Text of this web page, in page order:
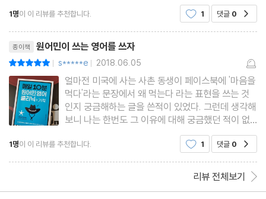
Review
Part 4 아는 단어인데 헷갈려요.
DAY 47 나 가고 있어.
DAY 48 나 너무 늦게 잤어.
DAY 49 따뜻한 코트 가져와.
DAY 50 즐거웠어.
DAY 51 여기 크고 깨끗해.
쉬는 시간을 알차게 활용하는 비법을 소개해주었다.
누구에게나 공평하게 하루 24시간이 주어지지만 저
마다의 시간의 질은 같지 않다. 10분이라는 시간동
안 할 수 있는 일은 사람
1명이 이 리뷰를 추천합니다. 1 댓글 0
종이책 원어민이 쓰는 영어를 쓰자
| s*****e | 2018.06.05
얼마전 미국에 사는 사촌 동생이 페이스북에 '마음을
먹다'라는 문장에서 왜 먹는다 라는 표현을 쓰는 것
인지 궁금해하는 글을 쓴적이 있었다. 그런데 생각해
보니 나는 한번도 그 이유에 대해 궁금했던 적이 없
었다. 우리나라 말을 잘 모르는 사촌 동생에게는 너
무나 생소하고 희한한 문장이었는데, 어릴 때부터 그
렇게 써왔던 나는 아무 생각없이 그 말을 의미 자체
1명이 이 리뷰를 추천합니다. 1 댓글 0
리뷰 전체보기